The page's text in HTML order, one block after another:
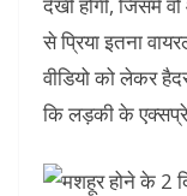
से प्रिया इतना
वीडियो को लेकर
कि लड़की के